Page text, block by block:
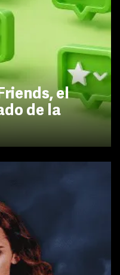
el
de la